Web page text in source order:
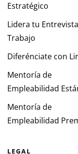
Estratégico
Lidera tu
Trabajo
Diferénciate con
Mentoría de
Empleabilidad
Mentoría de
Empleabilidad
LEGAL